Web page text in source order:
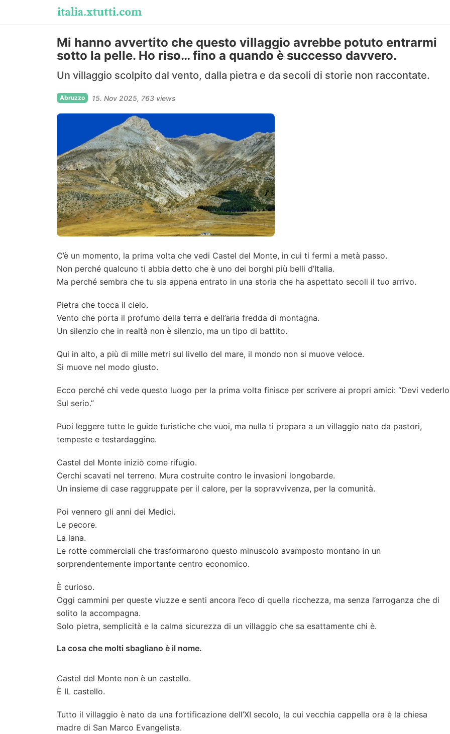
Mi hanno avvertito che questo villaggio avrebbe potuto entrarmi
sotto la pelle. Ho riso… fino a quando è successo davvero.
Un villaggio scolpito dal vento, dalla pietra e da secoli di storie non raccontate.
Abruzzo 15. Nov 2025 763 views
C’è un momento, la prima volta che vedi Castel del Monte, in cui ti fermi a metà passo.
Non perché qualcuno ti abbia detto che è uno dei borghi più belli d’Italia.
Ma perché sembra che tu sia appena entrato in una storia che ha aspettato secoli il tuo arrivo.
Pietra che tocca il cielo.
Vento che porta il profumo della terra e dell’aria fredda di montagna.
Un silenzio che in realtà non è silenzio, ma un tipo di battito.
Qui in alto, a più di mille metri sul livello del mare, il mondo non si muove veloce.
Si muove nel modo giusto.
Ecco perché chi vede questo luogo per la prima volta finisce per scrivere ai propri amici: “Devi
Sul serio.”
Puoi leggere tutte le guide turistiche che vuoi, ma nulla ti prepara a un villaggio nato da pastori,
tempeste e testardaggine.
Castel del Monte iniziò come rifugio.
Cerchi scavati nel terreno. Mura costruite contro le invasioni longobarde.
Un insieme di case raggruppate per il calore, per la sopravvivenza, per la comunità.
Poi vennero gli anni dei Medici.
Le pecore.
La lana.
Le rotte commerciali che trasformarono questo minuscolo avamposto montano in un
sorprendentemente importante centro economico.
È curioso.
Oggi cammini per queste viuzze e senti ancora l’eco di quella ricchezza, ma senza l’arroganza che di
solito la accompagna.
Solo pietra, semplicità e la calma sicurezza di un villaggio che sa esattamente chi è.
La cosa che molti sbagliano è il nome.
Castel del Monte non è un castello.
È IL castello.
Tutto il villaggio è nato da una fortificazione dell’XI secolo, la cui vecchia cappella ora è la chiesa
madre di San Marco Evangelista.